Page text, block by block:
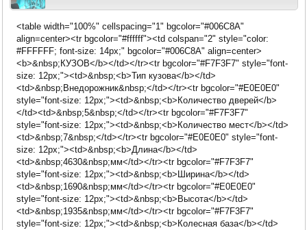
<table width="100%" cellspacing="1" bgcolor="#006C8A"
align=center><tr bgcolor="#ffffff"><td colspan="2" style="color:
#FFFFFF; font-size: 14px;" bgcolor="#006C8A" align=center>
<b>&nbsp;КУЗОВ</b></td></tr><tr bgcolor="#F7F3F7" style="font-
size: 12px;"><td>&nbsp;<b>Тип кузова</b></td>
<td>&nbsp;Внедорожник&nbsp;</td></tr><tr bgcolor="#E0E0E0"
style="font-size: 12px;"><td>&nbsp;<b>Количество дверей</b>
</td><td>&nbsp;5&nbsp;</td></tr><tr bgcolor="#F7F3F7"
style="font-size: 12px;"><td>&nbsp;<b>Количество мест</b></td>
<td>&nbsp;7&nbsp;</td></tr><tr bgcolor="#E0E0E0" style="font-
size: 12px;"><td>&nbsp;<b>Длина</b></td>
<td>&nbsp;4630&nbsp;мм</td></tr><tr bgcolor="#F7F3F7"
style="font-size: 12px;"><td>&nbsp;<b>Ширина</b></td>
<td>&nbsp;1690&nbsp;мм</td></tr><tr bgcolor="#E0E0E0"
style="font-size: 12px;"><td>&nbsp;<b>Высота</b></td>
<td>&nbsp;1935&nbsp;мм</td></tr><tr bgcolor="#F7F3F7"
style="font-size: 12px;"><td>&nbsp;<b>Колесная база</b></td>